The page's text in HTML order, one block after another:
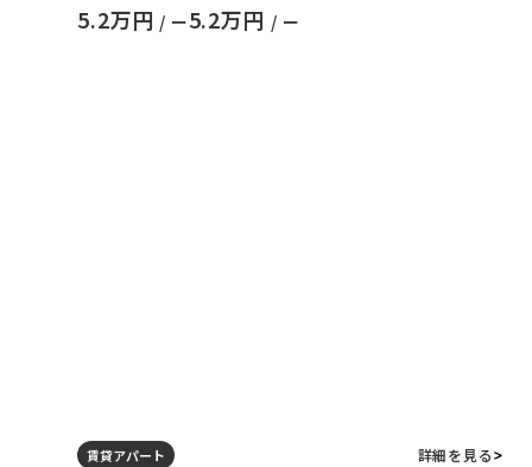
5.2万円 / ー5.2万円 / ー
賃貸アパート 詳細を見る